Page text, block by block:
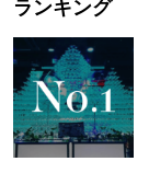
ランキング